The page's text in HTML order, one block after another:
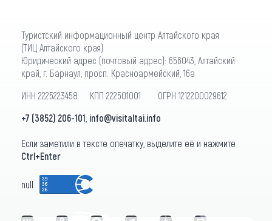
Туристский информационный центр Алтайского края
(ТИЦ Алтайского края)
Юридический адрес (почтовый адрес): 656043, Алтайский
край, г. Барнаул, просп. Красноармейский, 16а
ИНН 2225223458 КПП 222501001 ОГРН 1212200029612
+7 (3852) 206-101 info@visitaltai.info
Если заметили в тексте опечатку, выделите её и нажмите
Ctrl+Enter
null